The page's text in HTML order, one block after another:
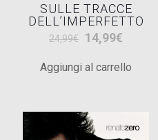
SULLE TRACCE
DELL’IMPERFETTO
24,99€ Il
originale
14,99€
attuale
Aggiungi al carrello